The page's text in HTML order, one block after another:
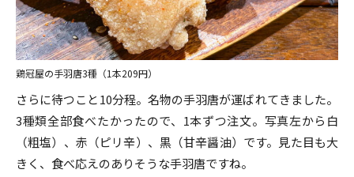
鶏冠屋の手羽唐3種（1本209円）
さらに待つこと10分程。名物の手羽唐が運ばれてきました。
3種類全部食べたかったので、1本ずつ注文。写真左から白
（粗塩）、赤（ピリ辛）、黒（甘辛醤油）です。見た目も大
きく、食べ応えのありそうな手羽唐ですね。